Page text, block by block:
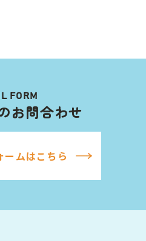
FORM
お問合わせ
ームはこちら